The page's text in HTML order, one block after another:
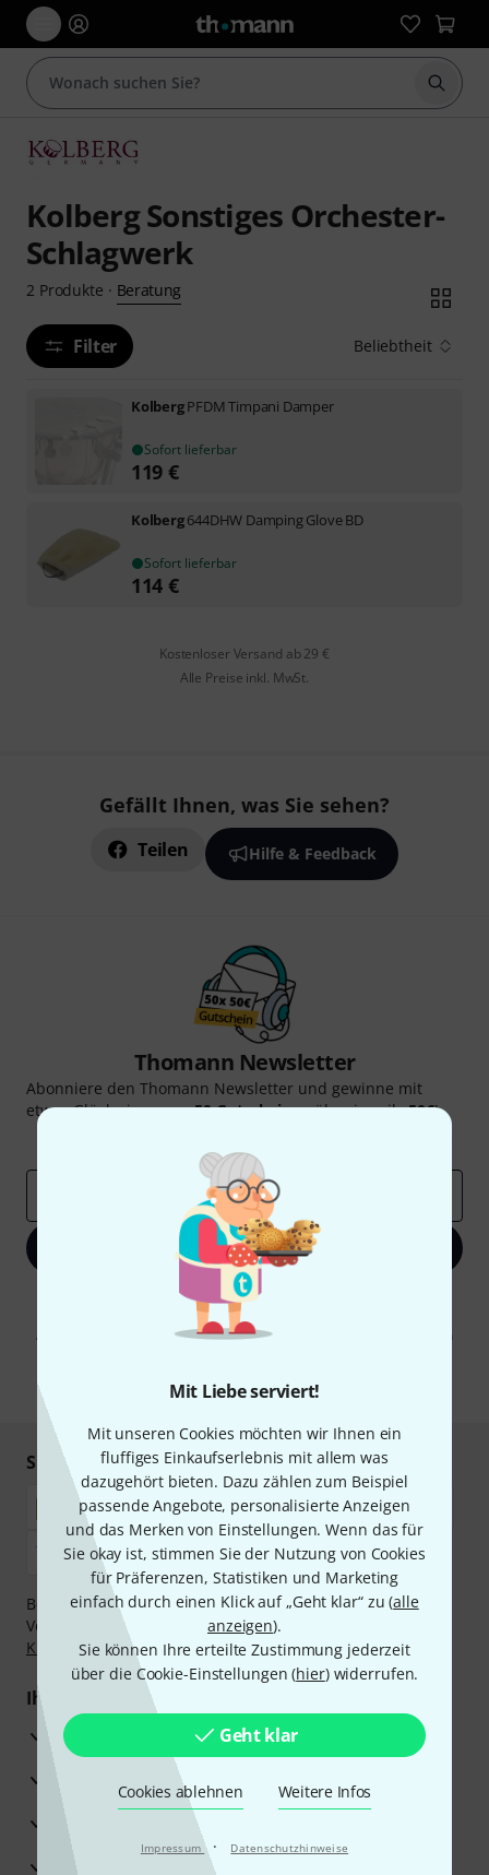
Mit Liebe serviert!
Mit unseren Cookies möchten wir Ihnen ein
fluffiges Einkaufserlebnis mit allem was
dazugehört bieten. Dazu zählen zum Beispiel
passende Angebote, personalisierte Anzeigen
und das Merken von Einstellungen. Wenn das für
Sie okay ist, stimmen Sie der Nutzung von Cookies
für Präferenzen, Statistiken und Marketing
einfach durch einen Klick auf „Geht klar“ zu (alle
anzeigen).
Sie können Ihre erteilte Zustimmung jederzeit
über die Cookie-Einstellungen (hier) widerrufen.
Geht klar
Cookies ablehnen Weitere Infos
Impressum · Datenschutzhinweise
Suche
Kolberg Sonstiges Orchester-
Schlagwerk
2 Produkte · Beratung
Filter Beliebtheit
KolbergPFDM Timpani Damper
Sofort lieferbar
119 €
Kolberg644DHW Damping Glove BD
Sofort lieferbar
114 €
Kostenloser Versand ab 29 €
Alle Preise inkl. MwSt.
Gefällt Ihnen, was Sie sehen?
Teilen Hilfe & Feedback
Thomann Newsletter
Abonniere den Thomann Newsletter und gewinne mit
etwas Glück einen von50 Gutscheinenüber jeweils50€!
Jetzt anmelden
Mit Klick auf „Jetzt anmelden“ stimmen Sie dem Erhalt von E-Mail-
Werbung und einer Messung des E-Mail-Nutzungsverhaltens zu. Die
Abmeldung ist jederzeit möglich. Weitere Informationen finden Sie in
* Pflichtfeld
Sicher einkaufen & bezahlen
Bezahlen Sie vertraulich und sicher per Nachnahme,
Vorkasse, PayPal, Amazon Pay,Klarna Sofort bezahlen
Klarna Ratenzahlungoder Kreditkarte.
Ihre Vorteile
3 Jahre Thomann Garantie
30 Tage Money-Back-Garantie
Beratung durch Fachexperten